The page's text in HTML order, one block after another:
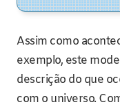
Assim como
exemplo, este
descrição do que
com o universo.